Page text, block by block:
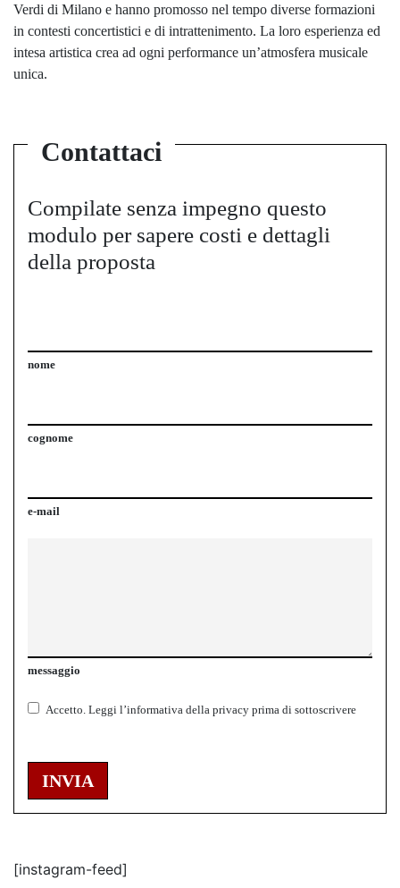
Verdi di Milano e hanno promosso nel tempo diverse formazioni
in contesti concertistici e di intrattenimento. La loro esperienza ed
intesa artistica crea ad ogni performance un’atmosfera musicale
unica.
Contattaci
Compilate senza impegno questo
modulo per sapere costi e dettagli
della proposta
nome
cognome
e-mail
messaggio
Accetto. Leggi l’informativa della privacy prima di sottoscrivere
INVIA
[instagram-feed]